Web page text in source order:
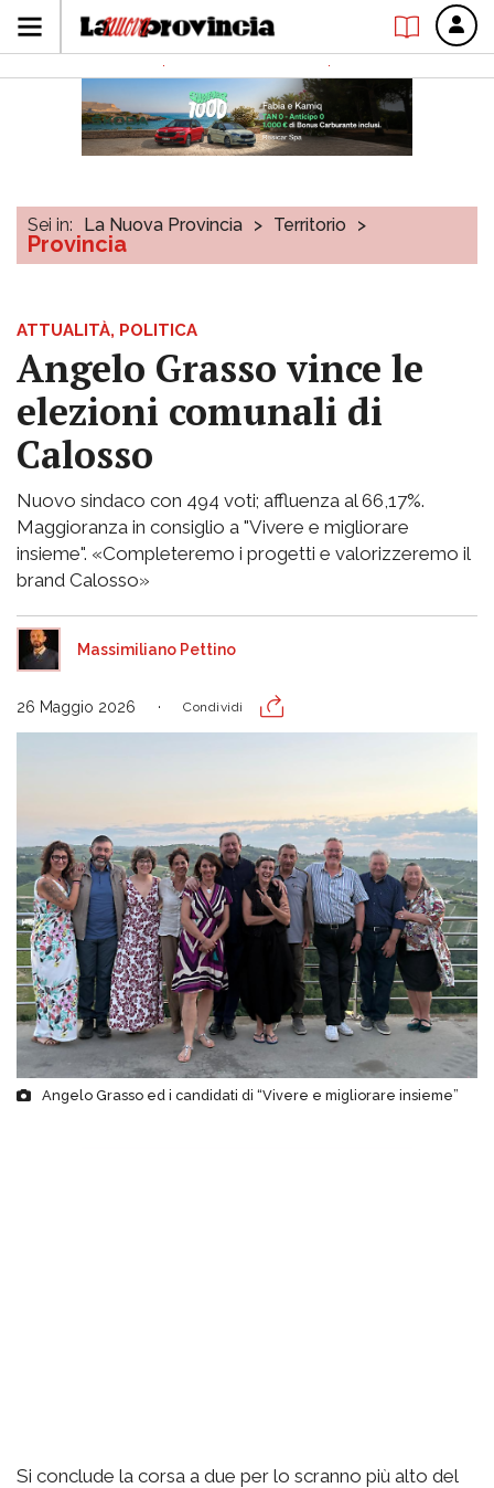
Sei in: La Nuova Provincia > Territorio >
Provincia
ATTUALITÀ, POLITICA
Angelo Grasso vince le
elezioni comunali di
Calosso
Nuovo sindaco con 494 voti; affluenza al 66,17%.
Maggioranza in consiglio a "Vivere e migliorare
insieme". «Completeremo i progetti e valorizzeremo il
brand Calosso»
Massimiliano Pettino
26 Maggio 2026 Condividi
Angelo Grasso ed i candidati di “Vivere e migliorare insieme”
Si conclude la corsa a due per lo scranno più alto del